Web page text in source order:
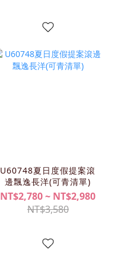
U60748夏日度假提案滾
邊飄逸長洋(可青清單)
NT$2,780 ~ NT$2,980
NT$3,580